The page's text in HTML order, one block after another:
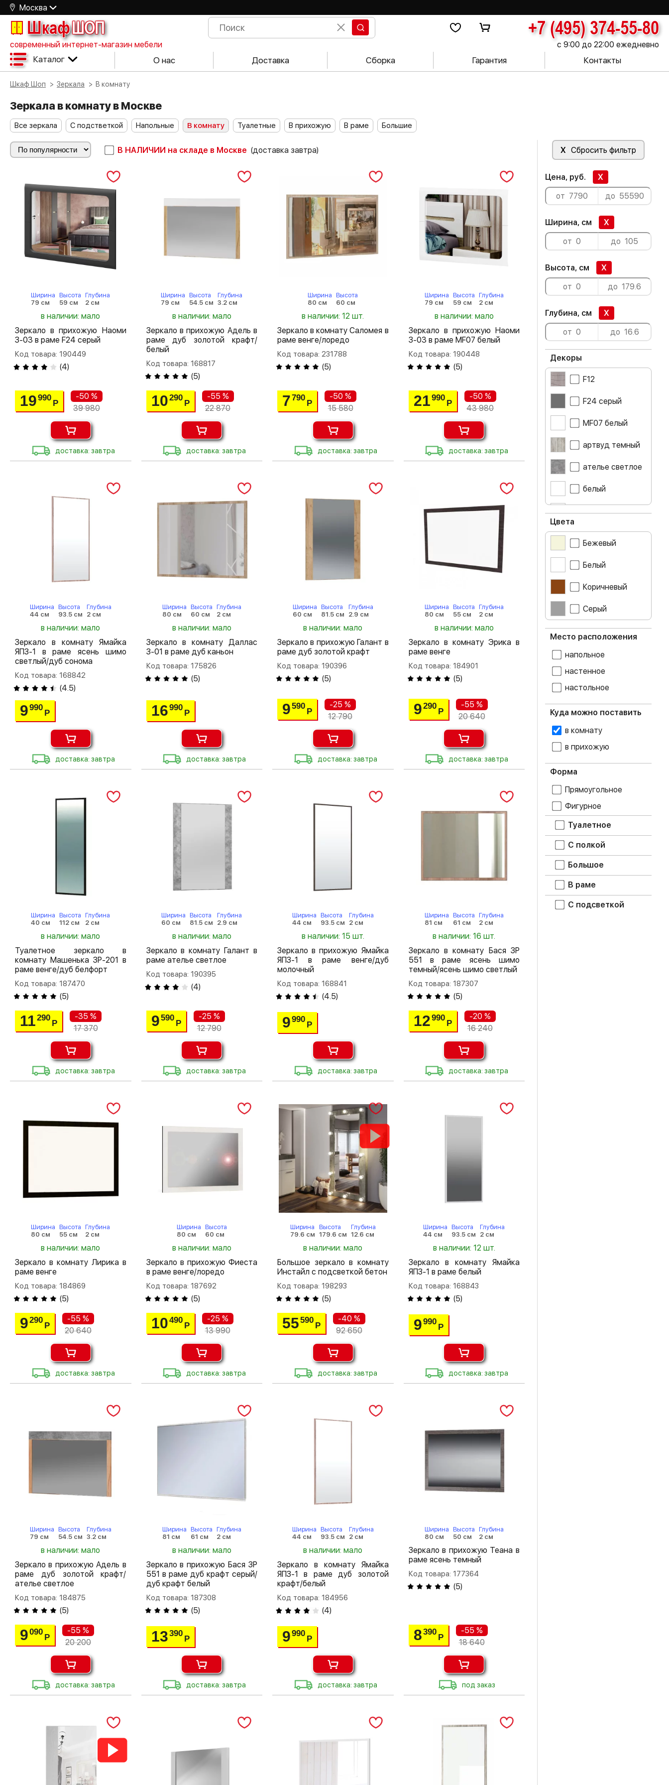
Москва
ШкафШОП +7 (495) 374-55-80
современный интернет-магазин мебели с 9:00 до 22:00 ежедневно
Каталог О нас Доставка Сборка Гарантия Контакты
Шкаф Шоп Зеркала В комнату
Зеркала в комнату в Москве
Все зеркала С подстветкой Напольные В комнату Туалетные В прихожую В раме Большие
В НАЛИЧИИ на складе в Москве (доставка завтра)
Ширина
79 см
Высота
59 см
Глубина
2 см
в наличии: мало
Зеркало в прихожую Наоми
З-03 в раме F24 серый
Код товара: 190449
(4)
19990
Р
-50 %
39 980
доставка: завтра
Ширина
79 см
Высота
54.5 см
Глубина
3.2 см
в наличии: мало
Зеркало в прихожую Адель в
раме дуб золотой крафт/
белый
Код товара: 168817
(5)
10290
Р
-55 %
22 870
доставка: завтра
Ширина
80 см
Высота
60 см
в наличии: 12 шт.
Зеркало в комнату Саломея в
раме венге/лоредо
Код товара: 231788
(5)
7790
Р
-50 %
15 580
доставка: завтра
Ширина
79 см
Высота
59 см
Глубина
2 см
в наличии: мало
Зеркало в прихожую Наоми
З-03 в раме MF07 белый
Код товара: 190448
(5)
21990
Р
-50 %
43 980
доставка: завтра
Ширина
44 см
Высота
93.5 см
Глубина
2 см
в наличии: мало
Зеркало в комнату Ямайка
ЯПЗ-1 в раме ясень шимо
светлый/дуб сонома
Код товара: 168842
(4.5)
9990
Р
доставка: завтра
Ширина
80 см
Высота
60 см
Глубина
2 см
в наличии: мало
Зеркало в комнату Даллас
З-01 в раме дуб каньон
Код товара: 175826
(5)
16990
Р
доставка: завтра
Ширина
60 см
Высота
81.5 см
Глубина
2.9 см
в наличии: мало
Зеркало в прихожую Галант в
раме дуб золотой крафт
Код товара: 190396
(5)
9590
Р
-25 %
12 790
доставка: завтра
Ширина
80 см
Высота
55 см
Глубина
2 см
в наличии: мало
Зеркало в комнату Эрика в
раме венге
Код товара: 184901
(5)
9290
Р
-55 %
20 640
доставка: завтра
Ширина
40 см
Высота
112 см
Глубина
2 см
в наличии: мало
Туалетное зеркало в
комнату Машенька ЗР-201 в
раме венге/дуб белфорт
Код товара: 187470
(5)
11290
Р
-35 %
17 370
доставка: завтра
Ширина
60 см
Высота
81.5 см
Глубина
2.9 см
в наличии: мало
Зеркало в комнату Галант в
раме ателье светлое
Код товара: 190395
(4)
9590
Р
-25 %
12 790
доставка: завтра
Ширина
44 см
Высота
93.5 см
Глубина
2 см
в наличии: 15 шт.
Зеркало в прихожую Ямайка
ЯПЗ-1 в раме венге/дуб
молочный
Код товара: 168841
(4.5)
9990
Р
доставка: завтра
Ширина
81 см
Высота
61 см
Глубина
2 см
в наличии: 16 шт.
Зеркало в комнату Бася ЗР
551 в раме ясень шимо
темный/ясень шимо светлый
Код товара: 187307
(5)
12990
Р
-20 %
16 240
доставка: завтра
Ширина
80 см
Высота
55 см
Глубина
2 см
в наличии: мало
Зеркало в комнату Лирика в
раме венге
Код товара: 184869
(5)
9290
Р
-55 %
20 640
доставка: завтра
Ширина
80 см
Высота
60 см
в наличии: мало
Зеркало в прихожую Фиеста
в раме венге/лоредо
Код товара: 187692
(5)
10490
Р
-25 %
13 990
доставка: завтра
Ширина
79.6 см
Высота
179.6 см
Глубина
12.6 см
в наличии: мало
Большое зеркало в комнату
Инстайл с подсветкой бетон
Код товара: 198293
(5)
55590
Р
-40 %
92 650
доставка: завтра
Ширина
44 см
Высота
93.5 см
Глубина
2 см
в наличии: 12 шт.
Зеркало в комнату Ямайка
ЯПЗ-1 в раме белый
Код товара: 168843
(5)
9990
Р
доставка: завтра
Ширина
79 см
Высота
54.5 см
Глубина
3.2 см
в наличии: мало
Зеркало в прихожую Адель в
раме дуб золотой крафт/
ателье светлое
Код товара: 184875
(5)
9090
Р
-55 %
20 200
доставка: завтра
Ширина
81 см
Высота
61 см
Глубина
2 см
в наличии: мало
Зеркало в прихожую Бася ЗР
551 в раме дуб крафт серый/
дуб крафт белый
Код товара: 187308
(5)
13390
Р
доставка: завтра
Ширина
44 см
Высота
93.5 см
Глубина
2 см
в наличии: мало
Зеркало в комнату Ямайка
ЯПЗ-1 в раме дуб золотой
крафт/белый
Код товара: 184956
(4)
9990
Р
доставка: завтра
Ширина
80 см
Высота
50 см
Глубина
2 см
Зеркало в прихожую Теана в
раме ясень темный
Код товара: 177364
(5)
8390
Р
-55 %
18 640
под заказ
X Сбросить фильтр
Цена, руб. X
Ширина, см X
Высота, см X
Глубина, см X
Декоры
F12
F24 серый
MF07 белый
артвуд темный
ателье светлое
белый
бетон
дуб белфорт
дуб золотой
дуб каньон
дуб крафт белый
дуб крафт серый
дуб крафт
дуб юкон
лоредо
метрополитан
грей
орех донской
патина серебро
Цвета
Бежевый
Белый
Коричневый
Серый
Место расположения
напольное
настенное
настольное
Куда можно поставить
в комнату
в прихожую
Форма
Прямоугольное
Фигурное
Туалетное
С полкой
Большое
В раме
С подсветкой